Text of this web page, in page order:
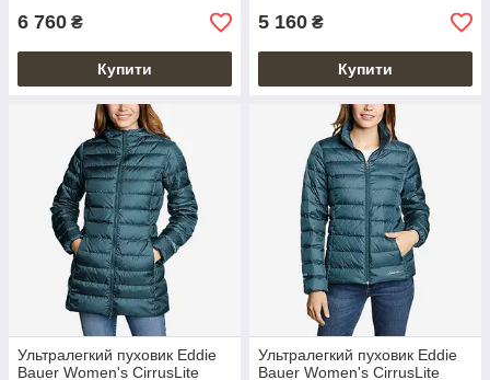
6 760 ₴
Купити
5 160 ₴
Купити
Ультралегкий пуховик Eddie
Bauer Women's CirrusLite
Ультралегкий пуховик Eddie
Bauer Women's CirrusLite